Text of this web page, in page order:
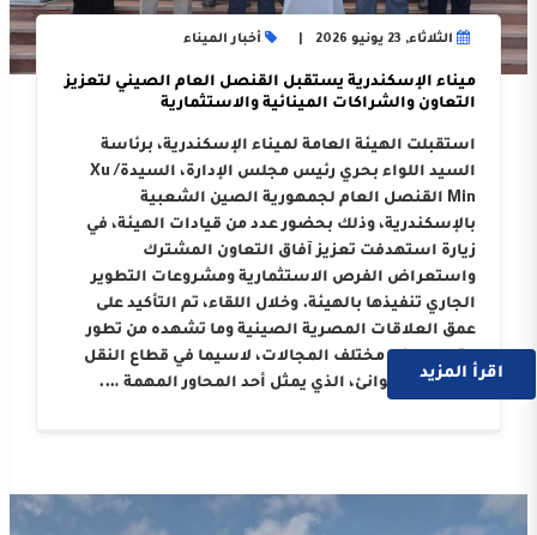
الثلاثاء, 23 يونيو 2026 أخبار الميناء
ميناء الإسكندرية يستقبل القنصل العام الصيني لتعزيز
التعاون والشراكات المينائية والاستثمارية
استقبلت الهيئة العامة لميناء الإسكندرية، برئاسة
السيد اللواء بحري رئيس مجلس الإدارة، السيدة/ Xu
Min القنصل العام لجمهورية الصين الشعبية
بالإسكندرية، وذلك بحضور عدد من قيادات الهيئة، في
زيارة استهدفت تعزيز آفاق التعاون المشترك
واستعراض الفرص الاستثمارية ومشروعات التطوير
الجاري تنفيذها بالهيئة. وخلال اللقاء، تم التأكيد على
عمق العلاقات المصرية الصينية وما تشهده من تطور
متواصل في مختلف المجالات، لاسيما في قطاع النقل
البحري والموانئ، الذي يمثل أحد المحاور المهمة ….
اقرأ المزيد